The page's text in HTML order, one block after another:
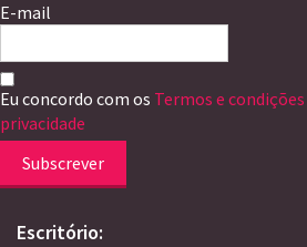
E-mail
Eu concordo com os Termos e condições
privacidade
Subscrever
Escritório: